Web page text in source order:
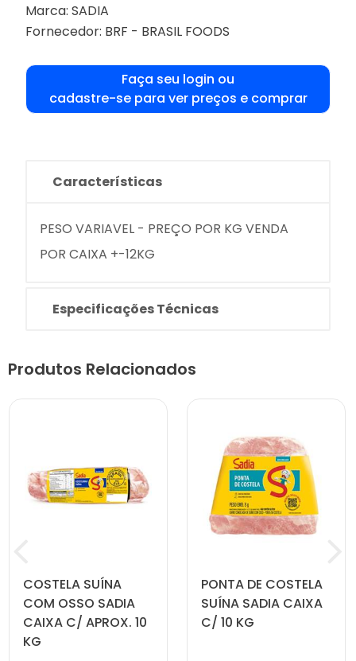
Marca: SADIA
Fornecedor: BRF - BRASIL FOODS
Faça seu login ou
cadastre-se para ver preços e comprar
Características
PESO VARIAVEL - PREÇO POR KG VENDA
POR CAIXA +-12KG
Especificações Técnicas
Produtos Relacionados
COSTELA SUÍNA
COM OSSO SADIA
CAIXA C/ APROX. 10
KG
PONTA DE COSTELA
SUÍNA SADIA CAIXA
C/ 10 KG